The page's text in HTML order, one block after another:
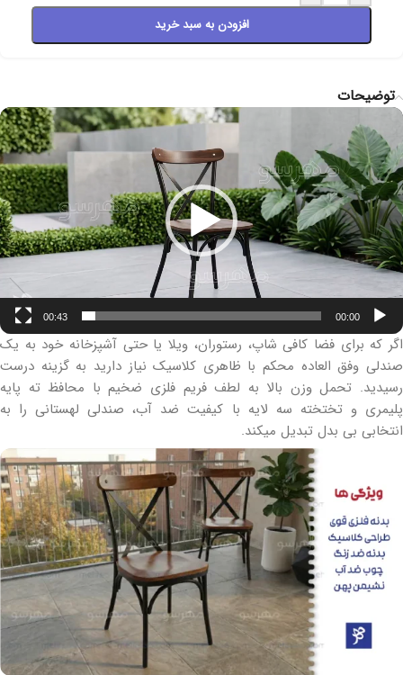
افزودن به سبد خرید
توضیحات
نمایشگر
ویدیو
00:00
00:43
اگر که برای فضا کافی شاپ، رستوران، ویلا یا حتی آشپزخانه خود به یک
صندلی وفق العاده محکم با ظاهری کلاسیک نیاز دارید به گزینه درست
رسیدید. تحمل وزن بالا به لطف فریم فلزی ضخیم با محافظ ته پایه
پلیمری و تختخته سه لایه با کیفیت ضد آب، صندلی لهستانی را به
انتخابی بی بدل تبدیل میکند.